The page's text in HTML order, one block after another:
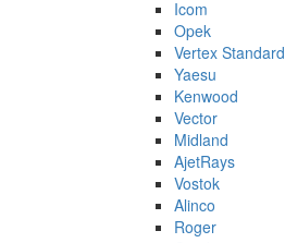
Icom
Opek
Vertex Standard
Yaesu
Kenwood
Vector
Midland
AjetRays
Vostok
Alinco
Roger